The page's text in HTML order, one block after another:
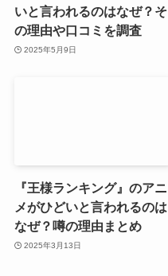
いと言われるのはなぜ？そ
の理由や口コミを調査
2025年5月9日
『王様ランキング』のアニ
メがひどいと言われるのは
なぜ？噂の理由まとめ
2025年3月13日